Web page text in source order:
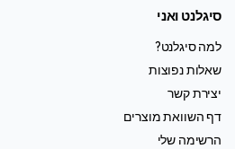
סיגלנט ואני
למה סיגלנט?
שאלות נפוצות
יצירת קשר
דף השוואת מוצרים
הרשימה שלי